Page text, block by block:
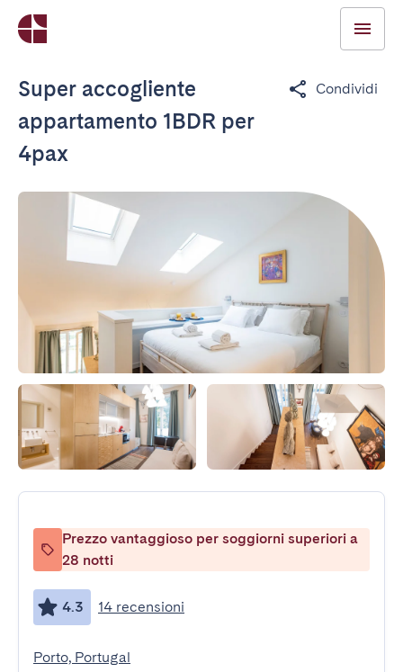
Super accogliente
appartamento 1BDR per
4pax
Condividi
Prezzo vantaggioso per soggiorni superiori a
28 notti
4.3 14 recensioni
Porto, Portugal